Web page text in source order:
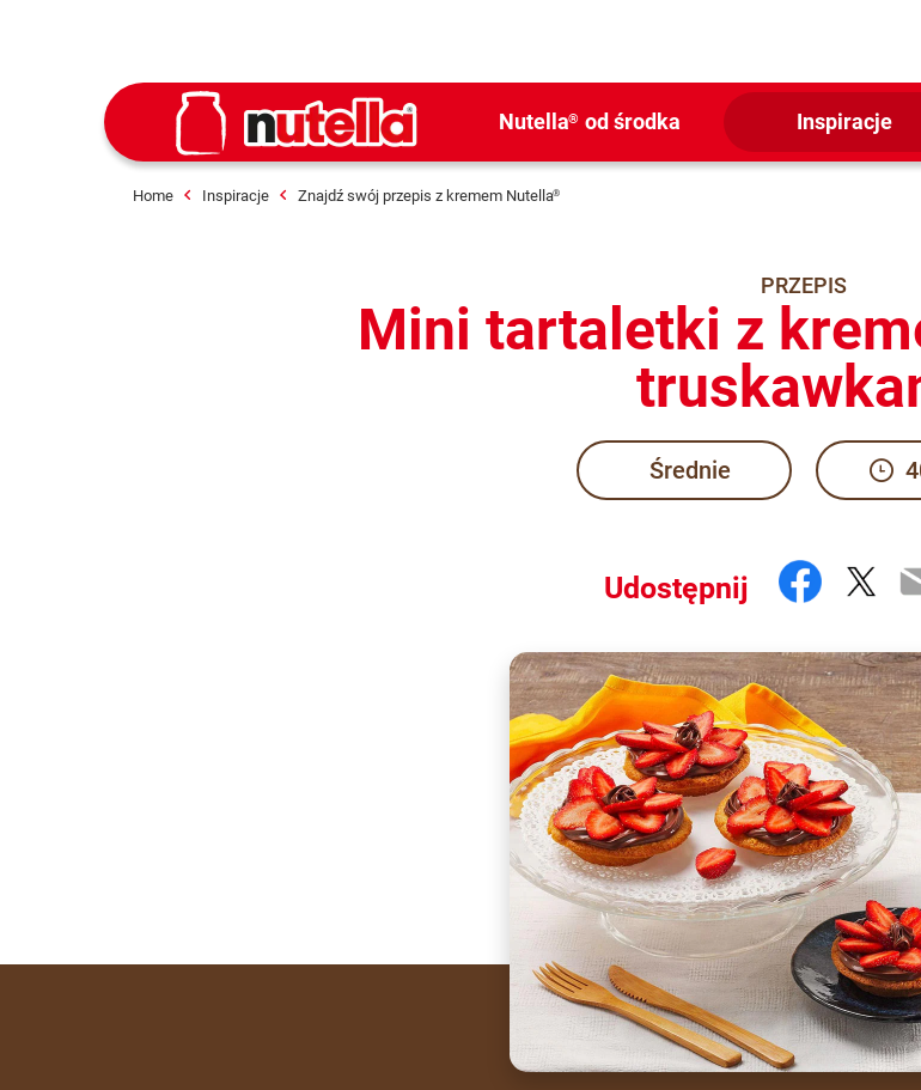
Nutella® od środka Inspiracje
Home Inspiracje Znajdź swój przepis z kremem Nutella®
PRZEPIS
Mini tartaletki z
Średnie
Udostępnij
Excitement awaits you!
One of the greatest discoveries in the world is the incredible taste